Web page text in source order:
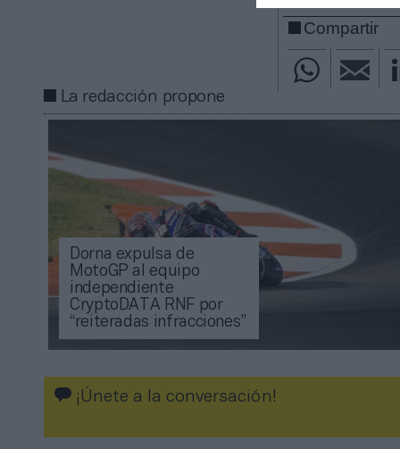
Compartir
La redacción propone
Dorna expulsa de
MotoGP al equipo
independiente
CryptoDATA RNF por
“reiteradas infracciones”
¡Únete a la conversación!